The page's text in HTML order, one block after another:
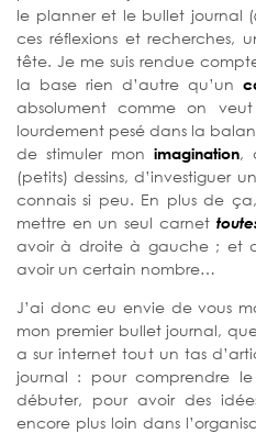
le planner et le bullet journal
ces réflexions et recherches,
tête. Je me suis rendue
la base rien d’autre qu’un
absolument comme on
lourdement pesé dans la
de stimuler mon imagination,
(petits) dessins, d’investiguer
connais si peu. En plus de
mettre en un seul carnet
avoir à droite à gauche ; et
avoir un certain nombre…
J’ai donc eu envie de vous
mon premier bullet journal,
a sur internet tout un tas
journal : pour comprendre
débuter, pour avoir des
encore plus loin dans